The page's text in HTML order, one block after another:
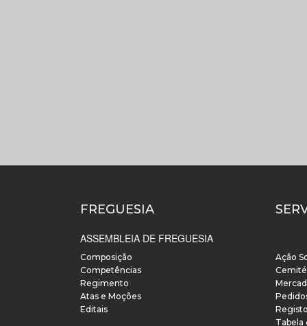
FREGUESIA
ASSEMBLEIA DE FREGUESIA
Composição
Competências
Regimento
Atas e Moções
Editais
Ação
Tabela